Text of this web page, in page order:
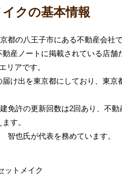
クの基本情報
都の八王子市にある不動産会社
産ノートに掲載されている店舗
リアです。
け出を東京都にしており、東京
免許の更新回数は2回あり、不
す。
智也氏が代表を務めています。
ットメイク